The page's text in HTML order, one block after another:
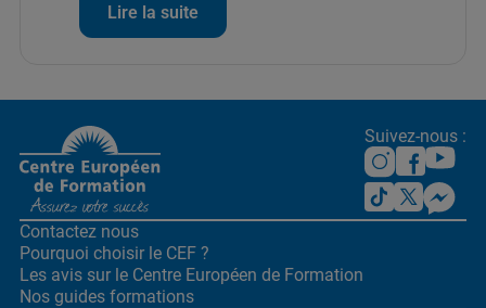
Lire la suite
Suivez-nous :
Contactez nous
Pourquoi choisir le CEF ?
Les avis sur le Centre Européen de Formation
Nos guides formations